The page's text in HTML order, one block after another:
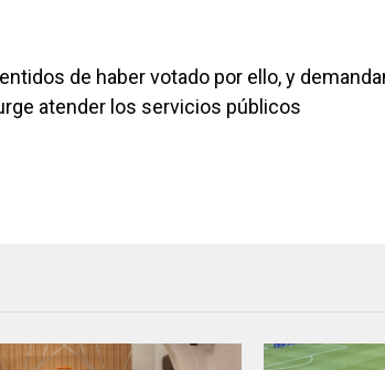
de haber votado por ello, y
atender los servicios públicos